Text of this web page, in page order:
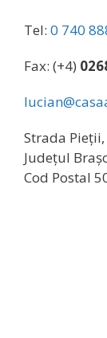
Tel: 0 740
Fax: (+4)
Strada
Județul
Cod Postal